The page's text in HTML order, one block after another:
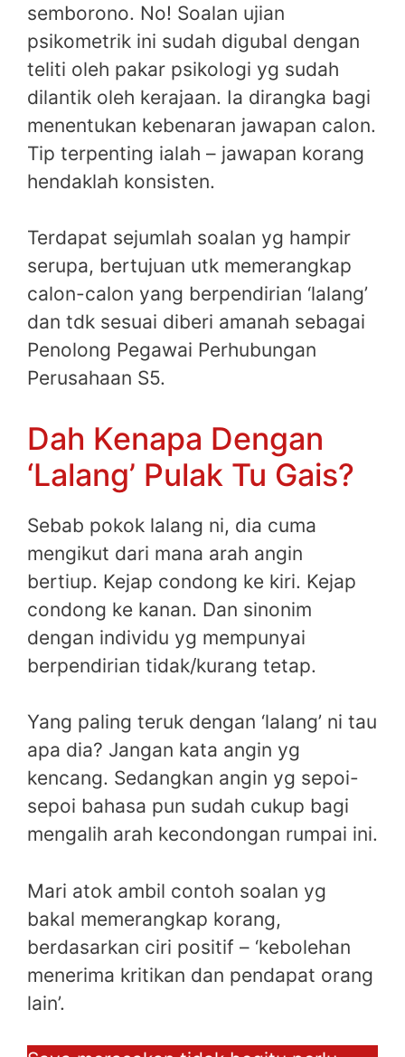
semborono. No! Soalan ujian
psikometrik ini sudah digubal dengan
teliti oleh pakar psikologi yg sudah
dilantik oleh kerajaan. Ia dirangka bagi
menentukan kebenaran jawapan calon.
Tip terpenting ialah – jawapan korang
hendaklah konsisten.
Terdapat sejumlah soalan yg hampir
serupa, bertujuan utk memerangkap
calon-calon yang berpendirian ‘lalang’
dan tdk sesuai diberi amanah sebagai
Penolong Pegawai Perhubungan
Perusahaan S5.
Dah Kenapa Dengan
‘Lalang’ Pulak Tu Gais?
Sebab pokok lalang ni, dia cuma
mengikut dari mana arah angin
bertiup. Kejap condong ke kiri. Kejap
condong ke kanan. Dan sinonim
dengan individu yg mempunyai
berpendirian tidak/kurang tetap.
Yang paling teruk dengan ‘lalang’ ni tau
apa dia? Jangan kata angin yg
kencang. Sedangkan angin yg sepoi-
sepoi bahasa pun sudah cukup bagi
mengalih arah kecondongan rumpai ini.
Mari atok ambil contoh soalan yg
bakal memerangkap korang,
berdasarkan ciri positif – ‘kebolehan
menerima kritikan dan pendapat orang
lain’.